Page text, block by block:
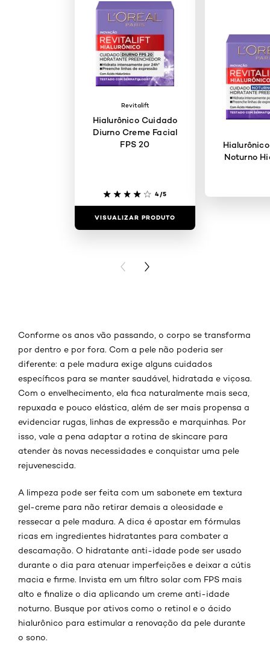
Revitalift
Hialurônico Cuidado
Diurno Creme Facial
FPS 20
4/5
VISUALIZAR PRODUTO
Noturno
PREVIOUS CARD
NEXT CARD
Conforme os anos vão passando, o corpo se transforma
por dentro e por fora. Com a pele não poderia ser
diferente: a pele madura exige alguns cuidados
específicos para se manter saudável, hidratada e viçosa.
Com o envelhecimento, ela fica naturalmente mais seca,
repuxada e pouco elástica, além de ser mais propensa a
evidenciar rugas, linhas de expressão e marquinhas. Por
isso, vale a pena adaptar a rotina de skincare para
atender às novas necessidades e conquistar uma pele
rejuvenescida.
A limpeza pode ser feita com um sabonete em textura
gel-creme para não retirar demais a oleosidade e
ressecar a pele madura. A dica é apostar em fórmulas
ricas em ingredientes hidratantes para combater a
descamação. O hidratante anti-idade pode ser usado
durante o dia para atenuar imperfeições e deixar a cútis
macia e firme. Invista em um filtro solar com FPS mais
alto e finalize o dia aplicando um creme anti-idade
noturno. Busque por ativos como o retinol e o ácido
hialurônico para estimular a renovação da pele durante
o sono.